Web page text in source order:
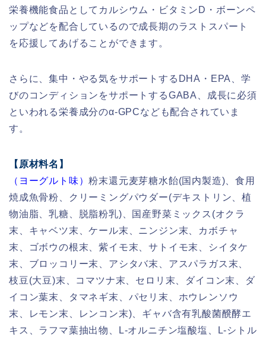
栄養機能食品としてカルシウム・ビタミンD・ボーンペ
ップなどを配合しているので成長期のラストスパート
を応援してあげることができます。
さらに、集中・やる気をサポートするDHA・EPA、学
びのコンディションをサポートするGABA、成長に必須
といわれる栄養成分のα-GPCなども配合されていま
す。
【原材料名】
（ヨーグルト味）粉末還元麦芽糖水飴(国内製造)、食用
焼成魚骨粉、クリーミングパウダー(デキストリン、植
物油脂、乳糖、脱脂粉乳)、国産野菜ミックス(オクラ
末、キャベツ末、ケール末、ニンジン末、カボチャ
末、ゴボウの根末、紫イモ末、サトイモ末、シイタケ
末、ブロッコリー末、アシタバ末、アスパラガス末、
枝豆(大豆)末、コマツナ末、セロリ末、ダイコン末、ダ
イコン葉末、タマネギ末、パセリ末、ホウレンソウ
末、レモン末、レンコン末)、ギャバ含有乳酸菌醗酵エ
キス、ラフマ葉抽出物、L-オルニチン塩酸塩、L-シトル